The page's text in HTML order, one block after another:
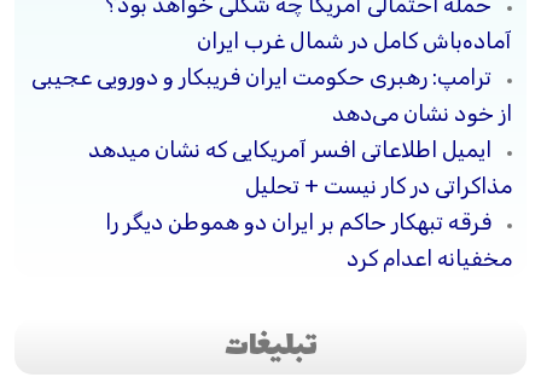
آماده‌باش کامل در شمال غرب ایران
ترامپ: رهبری حکومت ایران فریبکار و دورویی عجیبی
از خود نشان می‌دهد
ایمیل اطلاعاتی افسر آمریکایی که نشان میدهد
مذاکراتی در کار نیست + تحلیل
فرقه تبهکار حاکم بر ایران دو هموطن دیگر را
مخفیانه اعدام کرد
تبلیغات